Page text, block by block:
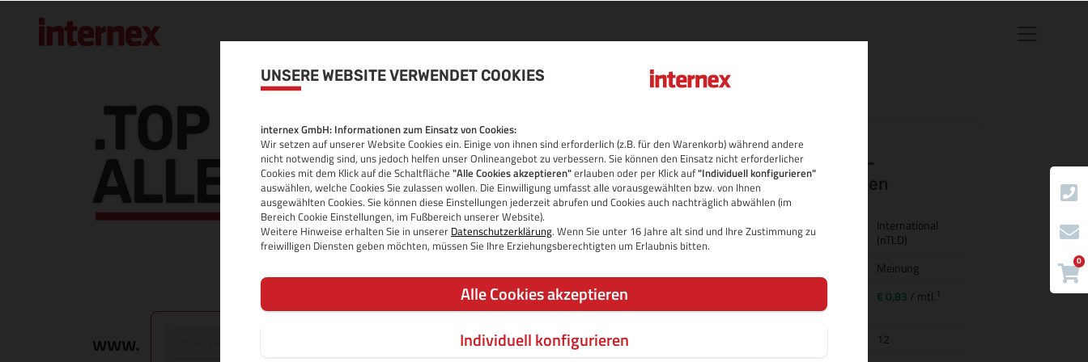
UNSERE WEBSITE VERWENDET COOKIES
internex GmbH: Informationen zum Einsatz von Cookies:
Wir setzen auf unserer Website Cookies ein. Einige von ihnen sind erforderlich (z.B. für den Warenkorb) während andere
nicht notwendig sind, uns jedoch helfen unser Onlineangebot zu verbessern. Sie können den Einsatz nicht erforderlicher
Cookies mit dem Klick auf die Schaltfläche "Alle Cookies akzeptieren"erlauben oder per Klick auf"Individuell konfigurieren"
auswählen, welche Cookies Sie zulassen wollen. Die Einwilligung umfasst alle vorausgewählten bzw. von Ihnen
ausgewählten Cookies. Sie können diese Einstellungen jederzeit abrufen und Cookies auch nachträglich abwählen (im
Bereich Cookie Einstellungen, im Fußbereich unserer Website).
Weitere Hinweise erhalten Sie in unserer Datenschutzerklärung. Wenn Sie unter 16 Jahre alt sind und Ihre Zustimmung zu
freiwilligen Diensten geben möchten, müssen Sie Ihre Erziehungsberechtigten um Erlaubnis bitten.
Alle Cookies akzeptieren
Individuell konfigurieren
0
.TOP DOMAIN
ALLE INFOS
www. JETZT DOMAIN PRÜFEN
.top Domain-
Eigenschaften
Land/Bezeichnung
International
(nTLD)
Meinung
Domainregistrierung
€ 0,83 / mtl. 1
12